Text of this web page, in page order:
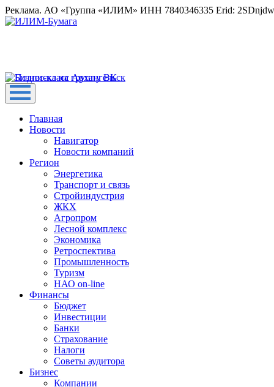
Реклама. АО «Группа «ИЛИМ» ИНН 7840346335 Erid:
Главная
Новости
Навигатор
Новости компаний
Регион
Энергетика
Транспорт и связь
Стройиндустрия
ЖКХ
Агропром
Лесной комплекс
Экономика
Ретроспектива
Промышленность
Туризм
НАО on-line
Финансы
Бюджет
Инвестиции
Банки
Страхование
Налоги
Советы аудитора
Бизнес
Компании